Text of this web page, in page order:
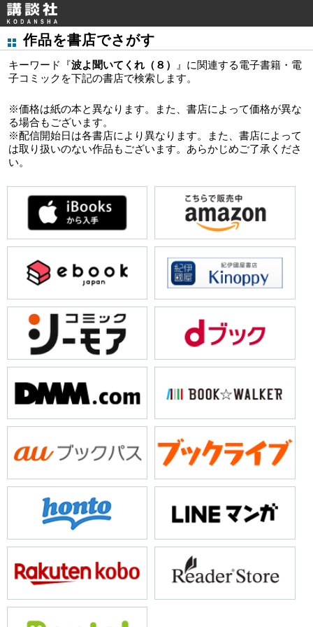
作品を書店でさがす
キーワード『波よ聞いてくれ（８）
』に関連する電子書籍・電
子コミックを下記の書店で検索します。
※価格は紙の本と異なります。また、書店によって価格が異な
る場合もございます。
※配信開始日は各書店により異なります。また、書店によって
は取り扱いのない作品もございます。あらかじめご了承くださ
い。